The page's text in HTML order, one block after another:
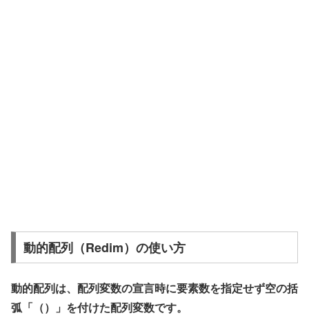
動的配列（Redim）の使い方
動的配列は、配列変数の宣言時に要素数を指定せず空の括
弧「（）」を付けた配列変数です。